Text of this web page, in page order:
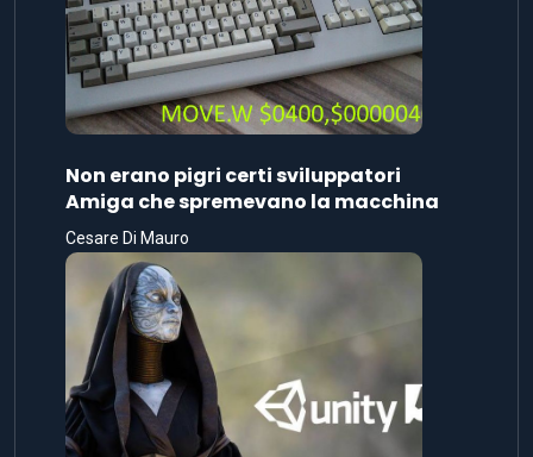
Non erano pigri certi sviluppatori
Amiga che spremevano la macchina
Cesare Di Mauro